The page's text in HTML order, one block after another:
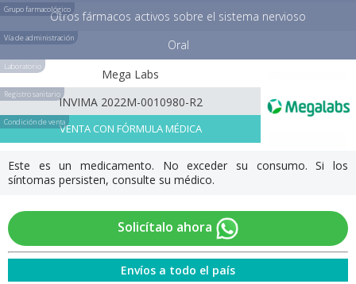
Grupo farmacológicoOtros fármacos activos sobre el sistema nervioso
Vía de administración Oral
Laboratorio
Mega Labs
Registro sanitario
INVIMA 2022M-0010980-R2
Condición de ventaVENTA CON FÓRMULA MÉDICA
Este es un medicamento. No exceder su consumo. Si los
síntomas persisten, consulte su médico.
Solicítalo ahora
Envíos a todo el país